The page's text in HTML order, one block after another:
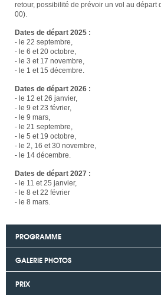
retour, possibilité de prévoir un vol au départ
00).
Dates de départ 2025 :
- le 22 septembre,
- le 6 et 20 octobre,
- le 3 et 17 novembre,
- le 1 et 15 décembre.
Dates de départ 2026 :
- le 12 et 26 janvier,
- le 9 et 23 février,
- le 9 mars,
- le 21 septembre,
- le 5 et 19 octobre,
- le 2, 16 et 30 novembre,
- le 14 décembre.
Dates de départ 2027 :
- le 11 et 25 janvier,
- le 8 et 22 février
- le 8 mars.
PROGRAMME
GALERIE PHOTOS
PRIX